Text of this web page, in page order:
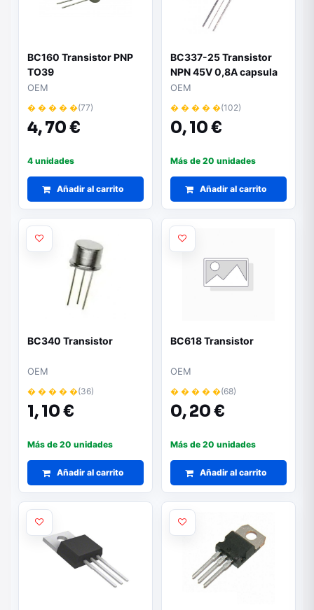
BC160 Transistor PNP
TO39
OEM
� � � � �(77)
4,70 €
4 unidades
Añadir al carrito
BC337-25 Transistor
NPN 45V 0,8A capsula
TO92
OEM
� � � � �(102)
0,10 €
Más de 20 unidades
Añadir al carrito
BC340 Transistor
OEM
� � � � �(36)
1,10 €
Más de 20 unidades
Añadir al carrito
BC618 Transistor
OEM
� � � � �(68)
0,20 €
Más de 20 unidades
Añadir al carrito